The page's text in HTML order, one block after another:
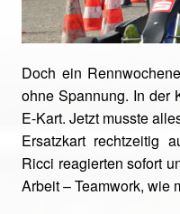
Doch ein
ohne Spannung. In der
E-Kart. Jetzt musste
Ersatzkart rechtzeitig
Ricci reagierten sofort
Arbeit – Teamwork, wie